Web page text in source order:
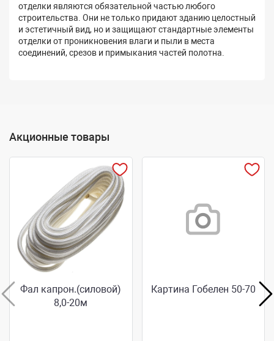
отделки являются обязательной частью любого
строительства. Они не только придают зданию целостный
и эстетичный вид, но и защищают стандартные элементы
отделки от проникновения влаги и пыли в места
соединений, срезов и примыкания частей полотна.
Акционные товары
Фал капрон.(силовой)
8,0-20м
Картина Гобелен 50-70